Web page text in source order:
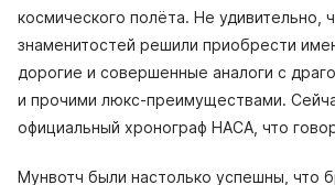
космического полёта. Не удивительно,
знаменитостей решили приобрести
дорогие и совершенные аналоги с
и прочими люкс-преимуществами.
официальный хронограф НАСА, что
Мунвотч были настолько успешны, что